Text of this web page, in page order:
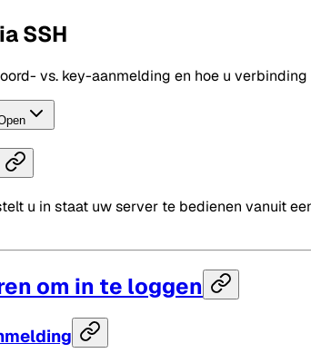
SSH
vs. key-aanmelding en hoe u
u in staat uw server te bedienen vanuit
om in te loggen